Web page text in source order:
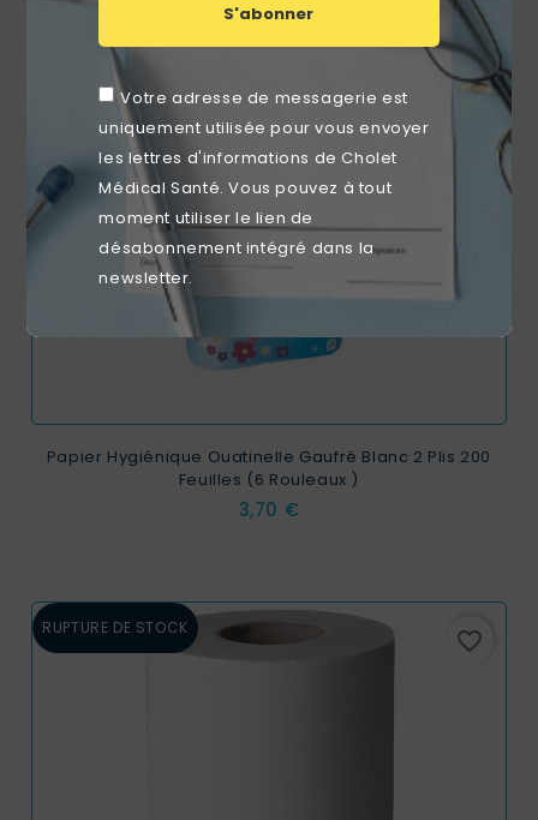
S'abonner
Votre adresse de messagerie est
uniquement utilisée pour vous envoyer
les lettres d'informations de Cholet
Médical Santé. Vous pouvez à tout
moment utiliser le lien de
désabonnement intégré dans la
newsletter.
favorite_border
Papier Hygiénique Ouatinelle Gaufré Blanc 2 Plis 200
Feuilles (6 Rouleaux )
Prix
3,70 €
RUPTURE DE STOCK favorite_border